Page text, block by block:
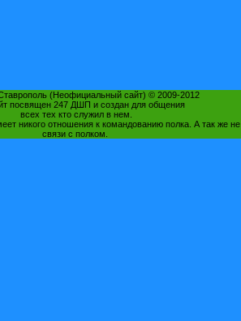
(Неофициальный сайт) © 2009-2012
посвящен 247 ДШП и создан для общения
всех тех кто служил в нем.
никого отношения к командованию полка. А так же
связи с полком.